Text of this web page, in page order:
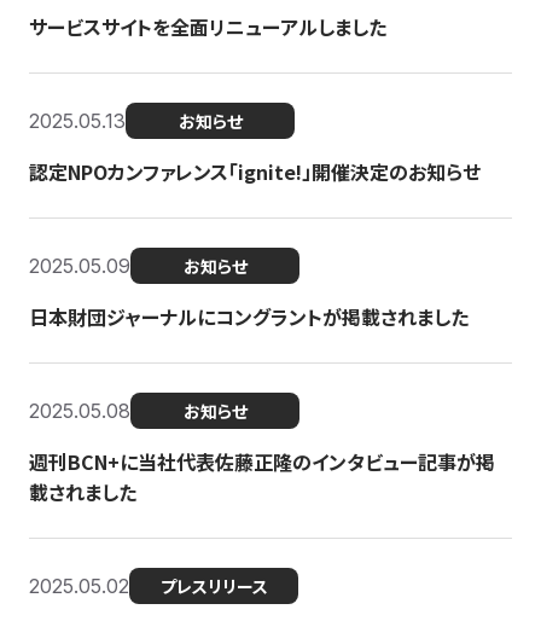
サービスサイトを全面リニューアルしました
2025.05.13 お知らせ
認定NPOカンファレンス「ignite!」開催決定のお知らせ
2025.05.09 お知らせ
日本財団ジャーナルにコングラントが掲載されました
2025.05.08 お知らせ
週刊BCN+に当社代表佐藤正隆のインタビュー記事が掲
載されました
2025.05.02 プレスリリース